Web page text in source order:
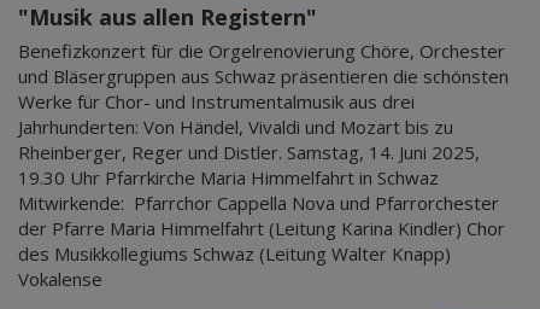
"Musik aus allen Registern"
Benefizkonzert für die Orgelrenovierung Chöre, Orchester
und Bläsergruppen aus Schwaz präsentieren die schönsten
Werke für Chor- und Instrumentalmusik aus drei
Jahrhunderten: Von Händel, Vivaldi und Mozart bis zu
Rheinberger, Reger und Distler. Samstag, 14. Juni 2025,
19.30 Uhr Pfarrkirche Maria Himmelfahrt in Schwaz
Mitwirkende: Pfarrchor Cappella Nova und Pfarrorchester
der Pfarre Maria Himmelfahrt (Leitung Karina Kindler) Chor
des Musikkollegiums Schwaz (Leitung Walter Knapp)
Vokalense